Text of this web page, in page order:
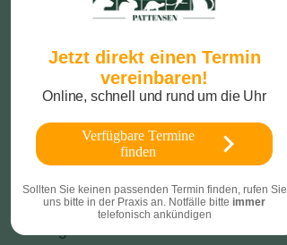
Jetzt direkt einen Termin
vereinbaren!
Online, schnell und rund um die Uhr
Verfügbare Termine
finden
Sollten Sie keinen passenden Termin finden, rufen Sie
uns bitte in der Praxis an. Notfälle bitte immer
telefonisch ankündigen
Tiergesundheitszentrums Pattensen.
Anbieter i.S.d. § 6 Nr. 1 des
Gesetzes über die Nutzung von
Telediensten (TDG):
Anna Erokhina
Göttinger Str. 63